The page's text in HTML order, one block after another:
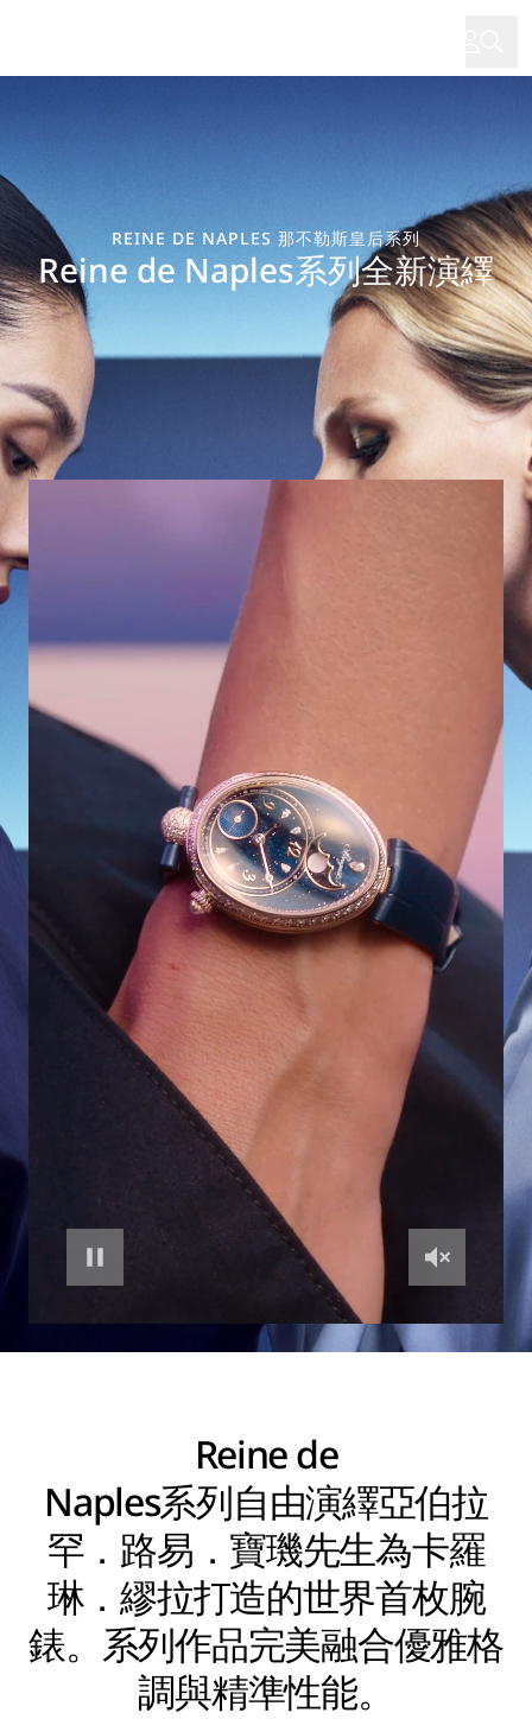
主
REINE DE NAPLES 那不勒斯皇后系列
Reine de Naples系列全新演繹
Reine de
Naples系列自由演繹亞伯拉
罕．路易．寶璣先生為卡羅
琳．繆拉打造的世界首枚腕
錶。系列作品完美融合優雅格
調與精準性能。